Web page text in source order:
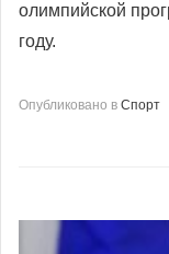
олимпийской
году.
Опубликовано в Спорт